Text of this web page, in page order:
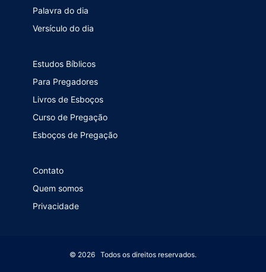
Palavra do dia
Versículo do dia
Estudos Bíblicos
Para Pregadores
Livros de Esboços
Curso de Pregação
Esboços de Pregação
Contato
Quem somos
Privacidade
© 2026 Todos os direitos reservados.